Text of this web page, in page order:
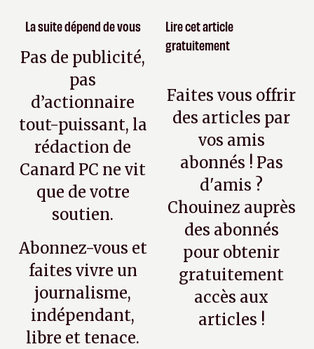
La suite dépend de vous
Pas de publicité,
pas
d’actionnaire
tout-puissant, la
rédaction de
Canard PC ne vit
que de votre
soutien.
Abonnez-vous et
faites vivre un
journalisme,
indépendant,
libre et tenace.
Lire cet article
gratuitement
Faites vous offrir
des articles par
vos amis
abonnés ! Pas
d'amis ?
Chouinez auprès
des abonnés
pour obtenir
gratuitement
accès aux
articles !